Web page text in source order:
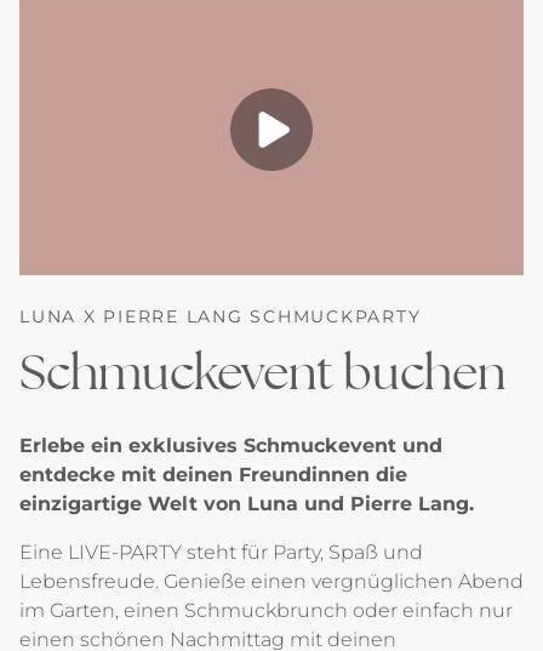
LUNA X PIERRE LANG SCHMUCKPARTY
Schmuckevent buchen
Erlebe ein exklusives Schmuckevent und
entdecke mit deinen Freundinnen die
einzigartige Welt von Luna und Pierre Lang.
Eine LIVE-PARTY steht für Party, Spaß und
Lebensfreude. Genieße einen vergnüglichen Abend
im Garten, einen Schmuckbrunch oder einfach nur
einen schönen Nachmittag mit deinen